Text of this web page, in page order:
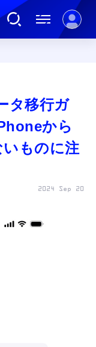
タ移行ガ
から
ものに注
2024 Sep 20